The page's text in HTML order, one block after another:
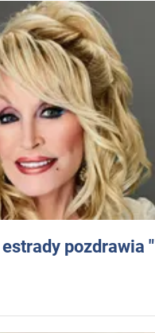
pozdrawia